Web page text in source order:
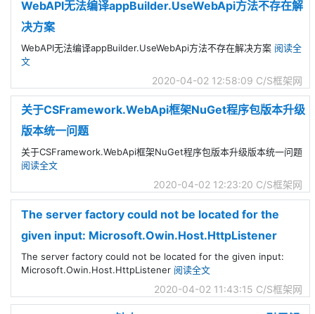
WebAPI无法编译appBuilder.UseWebApi方法不存在解
决方案
WebAPI无法编译appBuilder.UseWebApi方法不存在解决方案 阅读全
文
2020-04-02 12:58:09 C/S框架网
关于CSFramework.WebApi框架NuGet程序包版本升级
版本统一问题
关于CSFramework.WebApi框架NuGet程序包版本升级版本统一问题
阅读全文
2020-04-02 12:23:20 C/S框架网
The server factory could not be located for the
given input: Microsoft.Owin.Host.HttpListener
The server factory could not be located for the given input:
Microsoft.Owin.Host.HttpListener 阅读全文
2020-04-02 11:43:15 C/S框架网